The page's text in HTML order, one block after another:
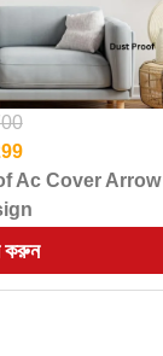
Ac Cover Arrow